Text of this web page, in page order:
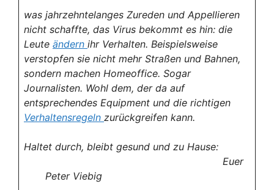
was jahrzehntelanges Zureden und Appellieren
nicht schaffte, das Virus bekommt es hin: die
Leute ändern ihr Verhalten. Beispielsweise
verstopfen sie nicht mehr Straßen und Bahnen,
sondern machen Homeoffice. Sogar
Journalisten. Wohl dem, der da auf
entsprechendes Equipment und die richtigen
Verhaltensregeln zurückgreifen kann.
Haltet durch, bleibt gesund und zu Hause:
Euer
Peter Viebig